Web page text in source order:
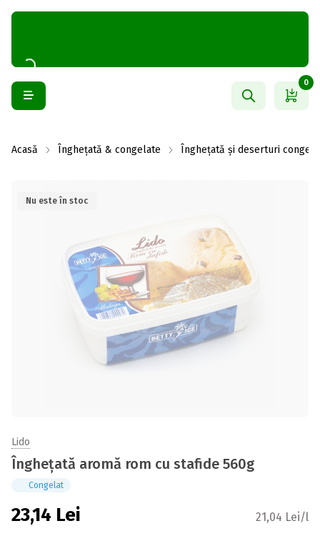
0
Acasă Înghețată & congelate Înghețată și deserturi
Nu este în stoc
Lido
Înghețată aromă rom cu stafide 560g
Congelat
23,14 Lei 21,04 Lei/l